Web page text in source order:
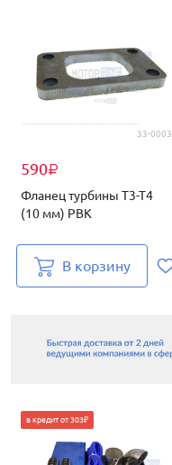
33-0003
590₽
Фланец турбины Т3-Т4
(10 мм) PBK
В корзину
в кредит от 303₽